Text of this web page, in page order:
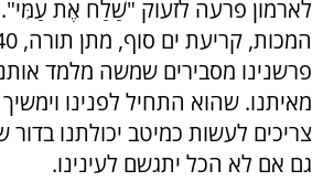
לארמון פרעה לזעוק "שַׁלַח אֶת
פרשנינו מסבירים שמשה מלמד
מאיתנו. שהוא התחיל לפנינו
צריכים לעשות כמיטב יכולתנו בדור
גם אם לא הכל יתגשם לעינינו.